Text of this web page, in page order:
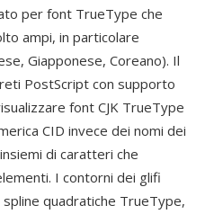
per font TrueType che
ampi, in particolare
Giapponese, Coreano). Il
PostScript con supporto
font CJK TrueType
CID invece dei nomi dei
di caratteri che
I contorni dei glifi
quadratiche TrueType,